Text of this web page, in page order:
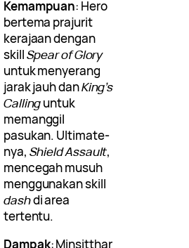
Kemampuan: Hero
bertema prajurit
kerajaan dengan
skillSpear of Glory
untuk menyerang
jarak jauh danKing’s
Callinguntuk
memanggil
pasukan. Ultimate-
nya, Shield Assault,
mencegah musuh
menggunakan skill
dashdi area
tertentu.
Dampak: Minsitthar